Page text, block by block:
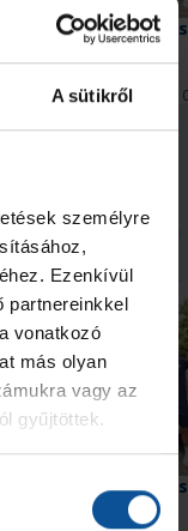
A sütikről
személyre
Ezenkívül
partnereinkkel
vonatkozó
más olyan
vagy az
gyűjtöttek.
Family 2026. aug.
Tour 1.
Tour 1.